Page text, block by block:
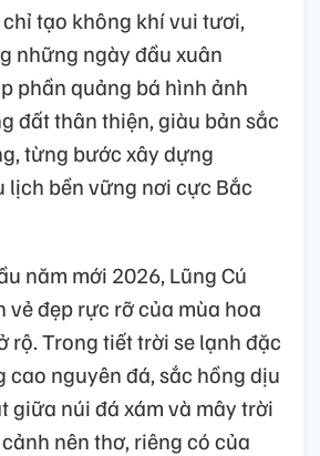
tạo không khí vui tươi,
những ngày đầu xuân
phần quảng bá hình ảnh
đất thân thiện, giàu bản sắc
từng bước xây dựng
lịch bền vững nơi cực Bắc
năm mới 2026, Lũng Cú
vẻ đẹp rực rỡ của mùa hoa
rộ. Trong tiết trời se lạnh đặc
cao nguyên đá, sắc hồng dịu
giữa núi đá xám và mây trời
nên thơ, riêng có của